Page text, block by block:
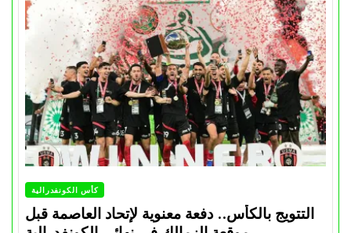
كأس الكونفدرالية
التتويج بالكأس.. دفعة معنوية لإتحاد العاصمة قبل